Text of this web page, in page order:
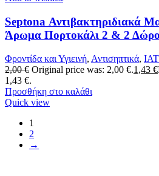
Septona Αντιβακτηριδιακά
Άρωμα Πορτοκάλι 2 & 2
Φροντίδα και Υγιεινή, Αντισηπτικά,
2,00€ Original price was: 2,00 €.1,43 €
1,43 €.
Προσθήκη στο καλάθι
Quick view
1
2
→